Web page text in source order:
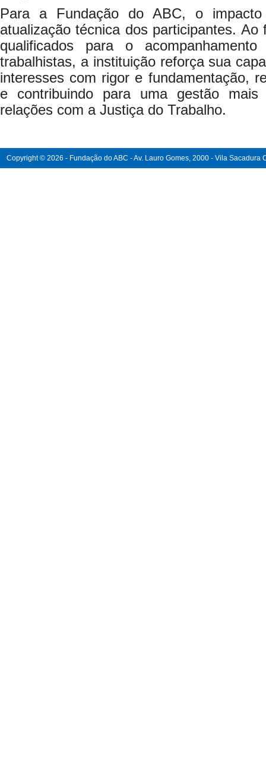
Para a Fundação do ABC, o
atualização técnica dos participantes. Ao
qualificados para o
trabalhistas, a instituição reforça sua
interesses com rigor e fundamentação,
e contribuindo para uma gestão
relações com a Justiça do Trabalho.
Copyright © 2026 - Fundação do ABC - Av. Lauro Gomes, 2000 - Vila